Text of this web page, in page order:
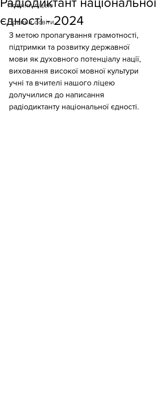
Новини ліцею
Новини освіти
єдності - 2024
З метою пропагування грамотності,
підтримки та розвитку державної
мови як духовного потенціалу нації,
виховання високої мовної культури
учні та вчителі нашого ліцею
долучилися до написання
радіодиктанту національної єдності.